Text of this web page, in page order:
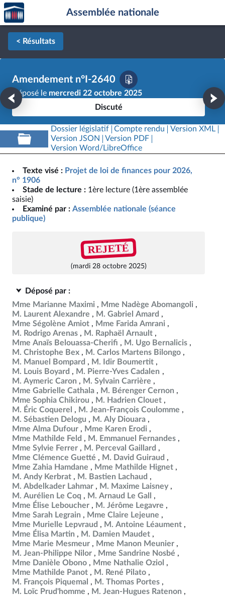
Aller au contenu
Aller en bas de la page
Accèder
à la
page
d'accueil
Assemblée nationale
< Résultats
Amendement n°I-2640
Déposé le mercredi 22 octobre 2025
Discuté
Dossier législatif Compte rendu
Version XML
Version JSON
Version PDF
Version Word/LibreOffice
Texte visé : Projet de loi de finances pour 2026,
n° 1906
Stade de lecture : 1ère lecture (1ère assemblée
saisie)
Examiné par : Assemblée nationale (séance
publique)
REJETÉ
(mardi 28 octobre 2025)
Déposé par :
Mme Marianne Maximi
Mme Nadège Abomangoli
M. Laurent Alexandre
M. Gabriel Amard
Mme Ségolène Amiot
Mme Farida Amrani
M. Rodrigo Arenas
M. Raphaël Arnault
Mme Anaïs Belouassa-Cherifi
M. Ugo Bernalicis
M. Christophe Bex
M. Carlos Martens Bilongo
M. Manuel Bompard
M. Idir Boumertit
M. Louis Boyard
M. Pierre-Yves Cadalen
M. Aymeric Caron
M. Sylvain Carrière
Mme Gabrielle Cathala
M. Bérenger Cernon
Mme Sophia Chikirou
M. Hadrien Clouet
M. Éric Coquerel
M. Jean-François Coulomme
M. Sébastien Delogu
M. Aly Diouara
Mme Alma Dufour
Mme Karen Erodi
Mme Mathilde Feld
M. Emmanuel Fernandes
Mme Sylvie Ferrer
M. Perceval Gaillard
Mme Clémence Guetté
M. David Guiraud
Mme Zahia Hamdane
Mme Mathilde Hignet
M. Andy Kerbrat
M. Bastien Lachaud
M. Abdelkader Lahmar
M. Maxime Laisney
M. Aurélien Le Coq
M. Arnaud Le Gall
Mme Élise Leboucher
M. Jérôme Legavre
Mme Sarah Legrain
Mme Claire Lejeune
Mme Murielle Lepvraud
M. Antoine Léaument
Mme Élisa Martin
M. Damien Maudet
Mme Marie Mesmeur
Mme Manon Meunier
M. Jean-Philippe Nilor
Mme Sandrine Nosbé
Mme Danièle Obono
Mme Nathalie Oziol
Mme Mathilde Panot
M. René Pilato
M. François Piquemal
M. Thomas Portes
M. Loïc Prud'homme
M. Jean-Hugues Ratenon